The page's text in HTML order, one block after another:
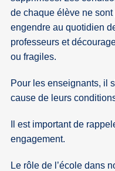
de chaque élève ne
engendre au quotidien
professeurs et
ou fragiles.
Pour les enseignants, il
cause de leurs
Il est important de
engagement.
Le rôle de l’école dans